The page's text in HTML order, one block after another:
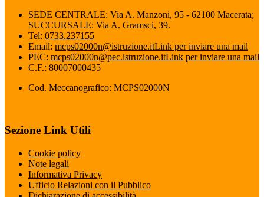
SEDE CENTRALE: Via A. Manzoni, 95 - 62100 Macerata;
SUCCURSALE: Via A. Gramsci, 39.
Tel: 0733.237155
Email: mcps02000n@istruzione.itLink per inviare una mail
PEC: mcps02000n@pec.istruzione.itLink per inviare una mail
C.F.: 80007000435
Cod. Meccanografico: MCPS02000N
Sezione Link Utili
Cookie policy
Note legali
Informativa Privacy
Ufficio Relazioni con il Pubblico